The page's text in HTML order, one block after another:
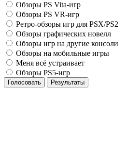
Обзоры PS Vita-игр
Обзоры PS VR-игр
Ретро-обзоры игр для PSX/PS2
Обзоры графических новелл
Обзоры игр на другие консоли
Обзоры на мобильные игры
Меня всё устраивает
Обзоры PS5-игр
Голосовать Результаты